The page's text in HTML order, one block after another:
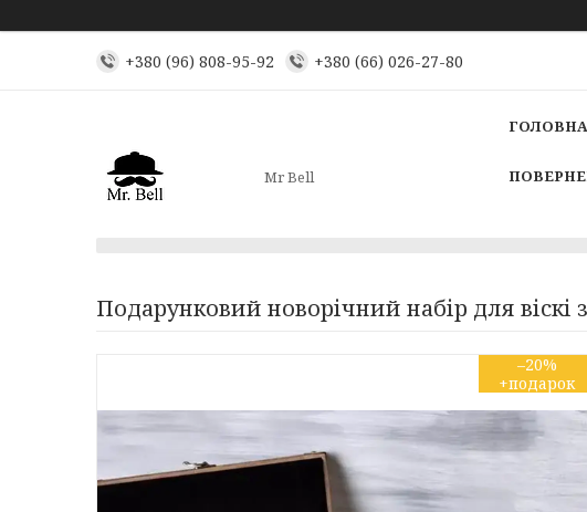
+380 (96) 808-95-92 +380 (66) 026-27-80
Mr Bell
ГОЛОВНА
Подарунковий новорічний набір для віскі
–20%